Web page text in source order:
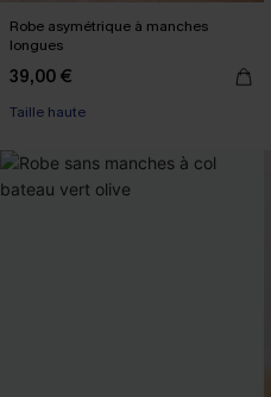
Robe asymétrique à manches
longues
39,00 €
Taille haute